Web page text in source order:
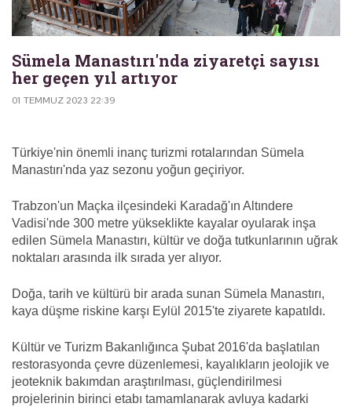
Sümela Manastırı'nda ziyaretçi sayısı
her geçen yıl artıyor
01 TEMMUZ 2023 22:39
Türkiye'nin önemli inanç turizmi rotalarından Sümela
Manastırı'nda yaz sezonu yoğun geçiriyor.
Trabzon'un Maçka ilçesindeki Karadağ'ın Altındere
Vadisi'nde 300 metre yükseklikte kayalar oyularak inşa
edilen Sümela Manastırı, kültür ve doğa tutkunlarının uğrak
noktaları arasında ilk sırada yer alıyor.
Doğa, tarih ve kültürü bir arada sunan Sümela Manastırı,
kaya düşme riskine karşı Eylül 2015'te ziyarete kapatıldı.
Kültür ve Turizm Bakanlığınca Şubat 2016'da başlatılan
restorasyonda çevre düzenlemesi, kayalıkların jeolojik ve
jeoteknik bakımdan araştırılması, güçlendirilmesi
projelerinin birinci etabı tamamlanarak avluya kadarki